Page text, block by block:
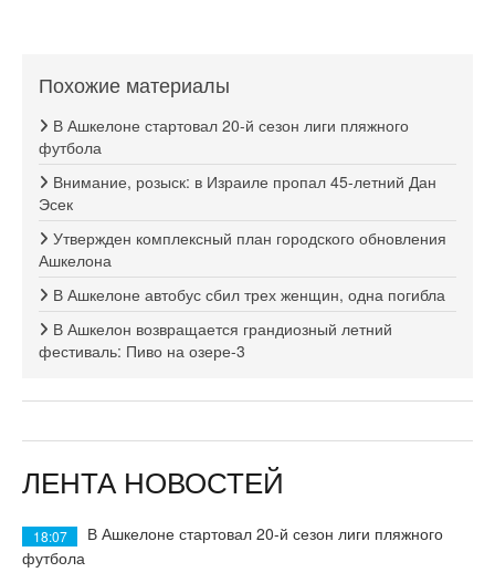
Похожие материалы
В Ашкелоне стартовал 20-й сезон лиги пляжного
футбола
Внимание, розыск: в Израиле пропал 45-летний Дан
Эсек
Утвержден комплексный план городского обновления
Ашкелона
В Ашкелоне автобус сбил трех женщин, одна погибла
В Ашкелон возвращается грандиозный летний
фестиваль: Пиво на озере-3
ЛЕНТА НОВОСТЕЙ
18:07
В Ашкелоне стартовал 20-й сезон лиги пляжного
футбола